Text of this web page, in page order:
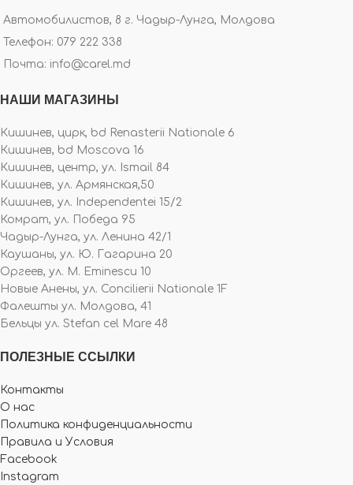
Автомобилистов, 8 г. Чадыр-Лунга, Молдова
Телефон: 079 222 338
Почта: info@carel.md
НАШИ МАГАЗИНЫ
Кишинев, цирк, bd Renasterii Nationale 6
Кишинев, bd Moscova 16
Кишинев, центр, ул. Ismail 84
Кишинев, ул. Армянская,50
Кишинев, ул. Independentei 15/2
Комрат, ул. Победа 95
Чадыр-Лунга, ул. Ленина 42/1
Каушаны, ул. Ю. Гагарина 20
Оргеев, ул. M. Eminescu 10
Новые Анены, ул. Concilierii Nationale 1F
Фалешты ул. Молдова, 41
Бельцы ул. Stefan cel Mare 48
ПОЛЕЗНЫЕ ССЫЛКИ
Контакты
О нас
Политика конфиденциальности
Правила и Условия
Facebook
Instagram